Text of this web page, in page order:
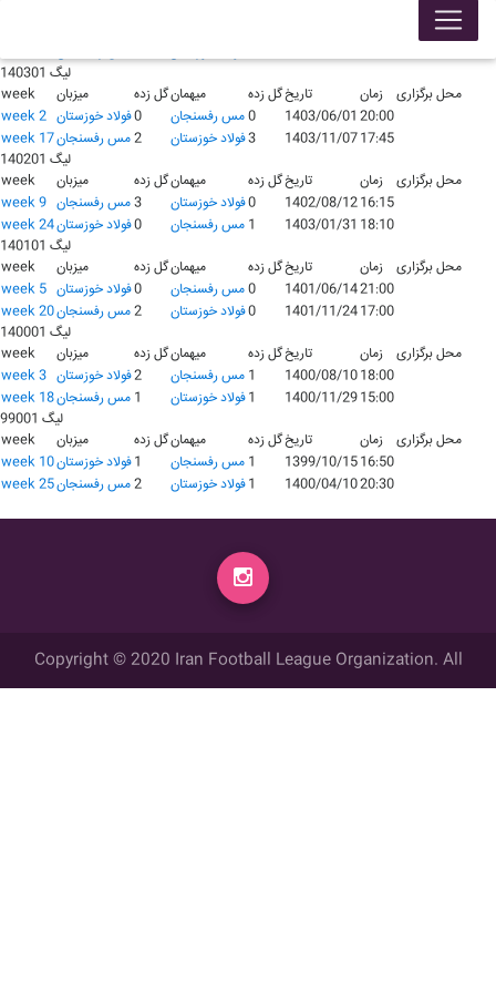
محل برگزاری
لیگ 140301
week
میزبان گل زدهمیهمان گل زدهتاریخ زمان
محل برگزاری
week 2 فولاد خوزستان0 مس رفسنجان0 1403/06/01 20:00
week 17مس رفسنجان2 فولاد خوزستان3 1403/11/0717:45
لیگ 140201
week
میزبان گل زدهمیهمان گل زدهتاریخ زمان
محل برگزاری
week 9 مس رفسنجان3 فولاد خوزستان0 1402/08/1216:15
week 24فولاد خوزستان0 مس رفسنجان 1 1403/01/31 18:10
لیگ 140101
week
میزبان گل زدهمیهمان گل زدهتاریخ زمان
محل برگزاری
week 5 فولاد خوزستان0 مس رفسنجان0 1401/06/1421:00
week 20مس رفسنجان2 فولاد خوزستان0 1401/11/2417:00
لیگ 140001
week
میزبان گل زدهمیهمان گل زدهتاریخ زمان
محل برگزاری
week 3 فولاد خوزستان2 مس رفسنجان 1 1400/08/1018:00
week 18مس رفسنجان 1 فولاد خوزستان1 1400/11/2915:00
لیگ 99001
week
میزبان گل زدهمیهمان گل زدهتاریخ زمان
محل برگزاری
week 10فولاد خوزستان1 مس رفسنجان 1 1399/10/1516:50
week 25مس رفسنجان2 فولاد خوزستان1 1400/04/1020:30
Copyright © 2020 Iran Football League Organization. All